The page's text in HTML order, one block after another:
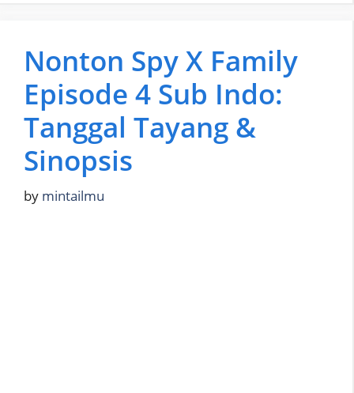
Nonton Spy X Family
Episode 4 Sub Indo:
Tanggal Tayang &
Sinopsis
by mintailmu